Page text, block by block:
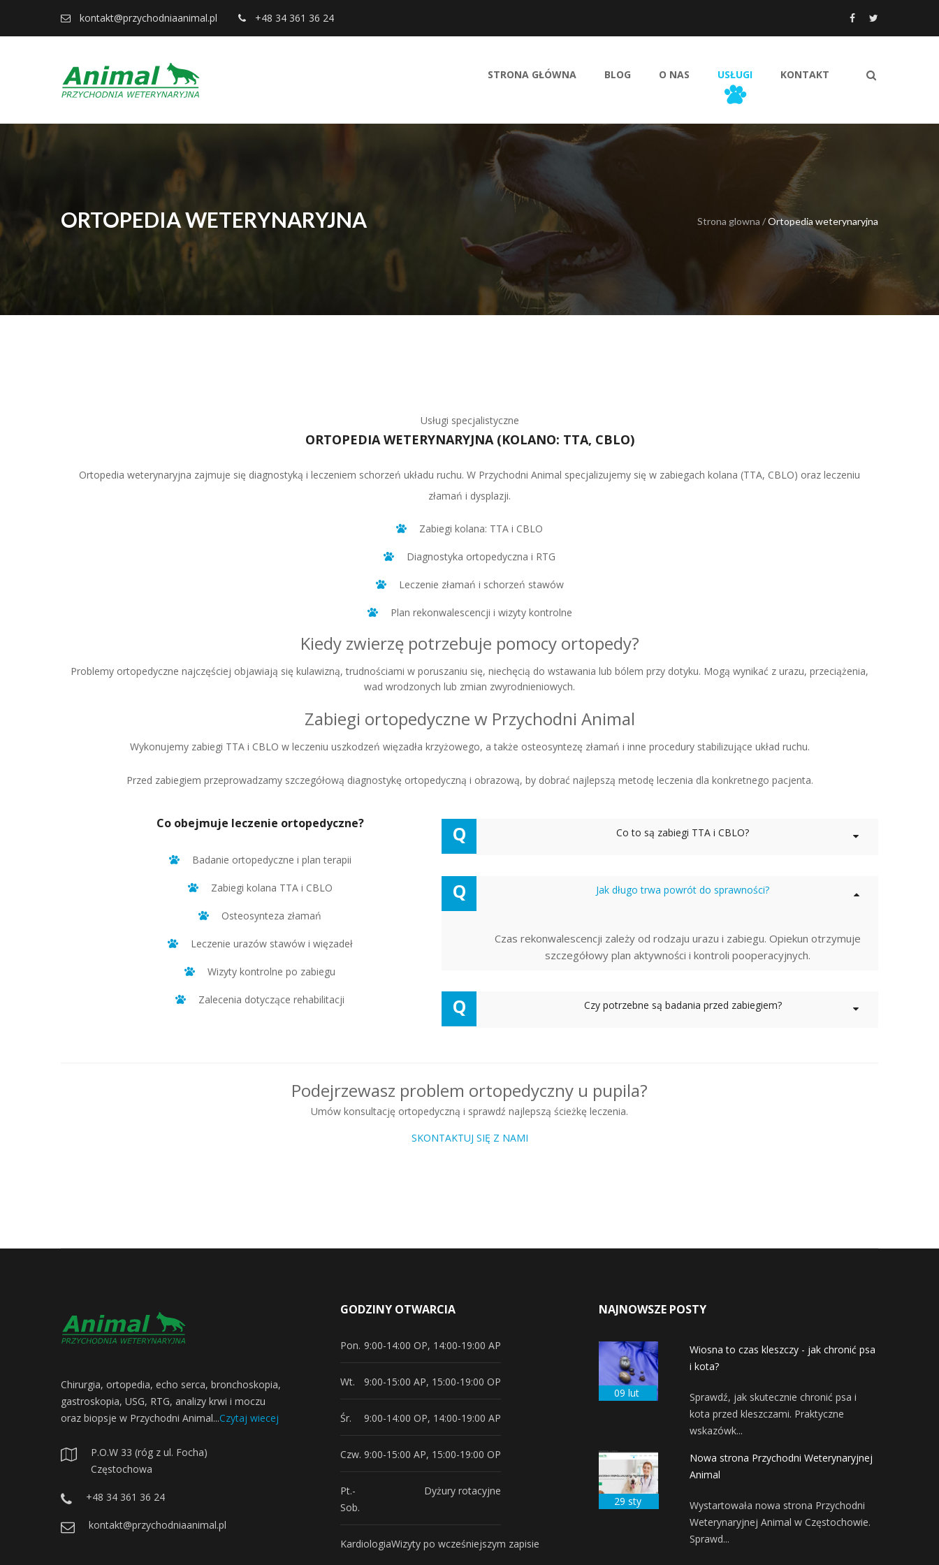
kontakt@przychodniaanimal.pl +48 34 361 36 24
STRONA GŁÓWNA BLOG O NAS USŁUGI KONTAKT
ORTOPEDIA WETERYNARYJNA Strona glowna /Ortopedia weterynaryjna
Usługi specjalistyczne
ORTOPEDIA WETERYNARYJNA (KOLANO: TTA, CBLO)
Ortopedia weterynaryjna zajmuje się diagnostyką i leczeniem schorzeń układu ruchu. W Przychodni Animal specjalizujemy się w zabiegach kolana (TTA, CBLO) oraz leczeniu
złamań i dysplazji.
Zabiegi kolana: TTA i CBLO
Diagnostyka ortopedyczna i RTG
Leczenie złamań i schorzeń stawów
Plan rekonwalescencji i wizyty kontrolne
Kiedy zwierzę potrzebuje pomocy ortopedy?
Problemy ortopedyczne najczęściej objawiają się kulawizną, trudnościami w poruszaniu się, niechęcią do wstawania lub bólem przy dotyku. Mogą wynikać z urazu, przeciążenia,
wad wrodzonych lub zmian zwyrodnieniowych.
Zabiegi ortopedyczne w Przychodni Animal
Wykonujemy zabiegi TTA i CBLO w leczeniu uszkodzeń więzadła krzyżowego, a także osteosyntezę złamań i inne procedury stabilizujące układ ruchu.
Przed zabiegiem przeprowadzamy szczegółową diagnostykę ortopedyczną i obrazową, by dobrać najlepszą metodę leczenia dla konkretnego pacjenta.
Co obejmuje leczenie ortopedyczne?
Badanie ortopedyczne i plan terapii
Zabiegi kolana TTA i CBLO
Osteosynteza złamań
Leczenie urazów stawów i więzadeł
Wizyty kontrolne po zabiegu
Zalecenia dotyczące rehabilitacji
Q Co to są zabiegi TTA i CBLO?
Q Jak długo trwa powrót do sprawności?
Czas rekonwalescencji zależy od rodzaju urazu i zabiegu. Opiekun otrzymuje
szczegółowy plan aktywności i kontroli pooperacyjnych.
Q Czy potrzebne są badania przed zabiegiem?
Podejrzewasz problem ortopedyczny u pupila?
Umów konsultację ortopedyczną i sprawdź najlepszą ścieżkę leczenia.
SKONTAKTUJ SIĘ Z NAMI
Chirurgia, ortopedia, echo serca, bronchoskopia,
gastroskopia, USG, RTG, analizy krwi i moczu
oraz biopsje w Przychodni Animal...Czytaj wiecej
P.O.W 33 (róg z ul. Focha)
Częstochowa
+48 34 361 36 24
kontakt@przychodniaanimal.pl
GODZINY OTWARCIA
Pon. 9:00-14:00 OP, 14:00-19:00 AP
Wt. 9:00-15:00 AP, 15:00-19:00 OP
Śr. 9:00-14:00 OP, 14:00-19:00 AP
Czw. 9:00-15:00 AP, 15:00-19:00 OP
Pt.-
Sob.
Dyżury rotacyjne
KardiologiaWizyty po wcześniejszym zapisie
NAJNOWSZE POSTY
09 lut
Wiosna to czas kleszczy - jak chronić psa
i kota?
Sprawdź, jak skutecznie chronić psa i
kota przed kleszczami. Praktyczne
wskazówk...
29 sty
Nowa strona Przychodni Weterynaryjnej
Animal
Wystartowała nowa strona Przychodni
Weterynaryjnej Animal w Częstochowie.
Sprawd...